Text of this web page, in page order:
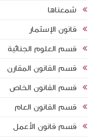
شمعناها
قانون الإسثمار
قسم العلوم الجنائية
قسم القانون المقارن
قسم القانون الخاص
قسم القانون العام
قسم قانون الأعمل